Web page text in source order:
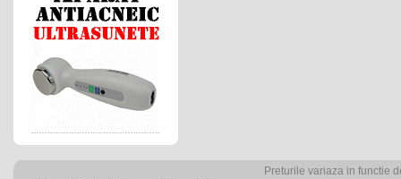
Preturile variaza in functie